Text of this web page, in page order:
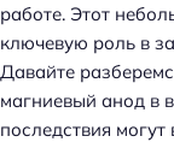
работе. Этот
ключевую роль в
Давайте
магниевый анод в
последствия могут